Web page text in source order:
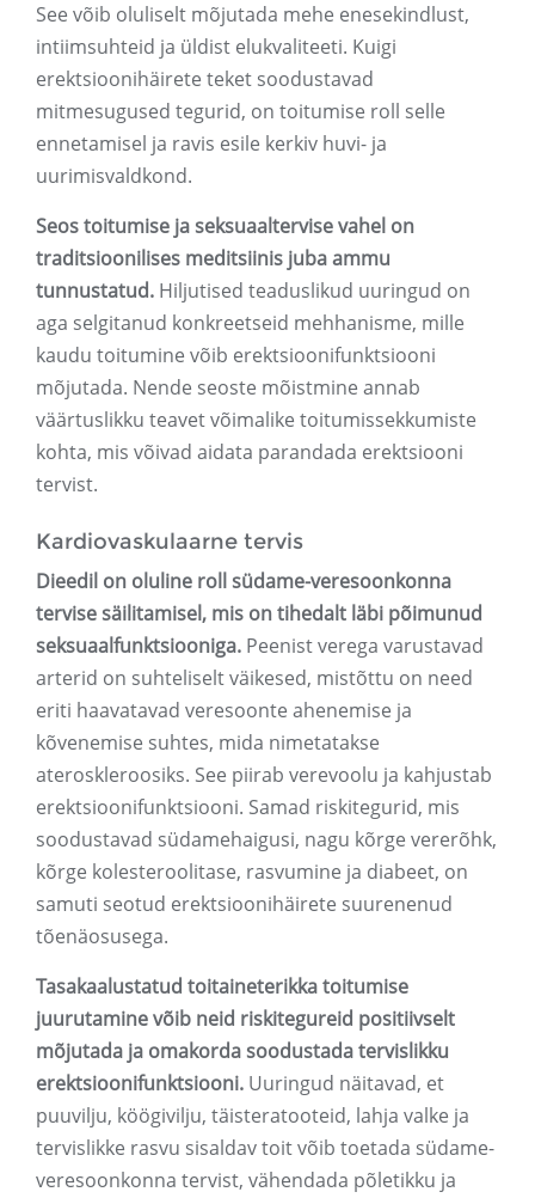
See võib oluliselt mõjutada mehe enesekindlust,
intiimsuhteid ja üldist elukvaliteeti. Kuigi
erektsioonihäirete teket soodustavad
mitmesugused tegurid, on toitumise roll selle
ennetamisel ja ravis esile kerkiv huvi- ja
uurimisvaldkond.
Seos toitumise ja seksuaaltervise vahel on
traditsioonilises meditsiinis juba ammu
tunnustatud. Hiljutised teaduslikud uuringud on
aga selgitanud konkreetseid mehhanisme, mille
kaudu toitumine võib erektsioonifunktsiooni
mõjutada. Nende seoste mõistmine annab
väärtuslikku teavet võimalike toitumissekkumiste
kohta, mis võivad aidata parandada erektsiooni
tervist.
Kardiovaskulaarne tervis
Dieedil on oluline roll südame-veresoonkonna
tervise säilitamisel, mis on tihedalt läbi põimunud
seksuaalfunktsiooniga. Peenist verega varustavad
arterid on suhteliselt väikesed, mistõttu on need
eriti haavatavad veresoonte ahenemise ja
kõvenemise suhtes, mida nimetatakse
ateroskleroosiks. See piirab verevoolu ja kahjustab
erektsioonifunktsiooni. Samad riskitegurid, mis
soodustavad südamehaigusi, nagu kõrge vererõhk,
kõrge kolesteroolitase, rasvumine ja diabeet, on
samuti seotud erektsioonihäirete suurenenud
tõenäosusega.
Tasakaalustatud toitaineterikka toitumise
juurutamine võib neid riskitegureid positiivselt
mõjutada ja omakorda soodustada tervislikku
erektsioonifunktsiooni. Uuringud näitavad, et
puuvilju, köögivilju, täisteratooteid, lahja valke ja
tervislikke rasvu sisaldav toit võib toetada südame-
veresoonkonna tervist, vähendada põletikku ja